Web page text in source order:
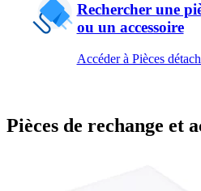
Rechercher une
ou un accessoire
Accéder à Pièces
Pièces de rechange et